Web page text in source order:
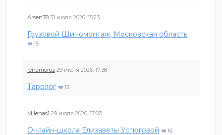
Arsen78 31 июля 2026, 15:23
Грузовой Шиномонтаж, Московская область
15
lenamoroz 29 июля 2026, 17:38
Таролог 13
Milenas1 29 июля 2026, 17:03
Онлайн-школа Елизаветы Устюговой 16